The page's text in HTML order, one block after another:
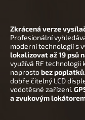
Zkrácená verze
Profesionální
moderní technologií s
lokalizovat až 19 psů
využívá RF technologii
naprostobez poplatků
dobře čitelný LCD
vodotěsné zařízení.
a zvukovým